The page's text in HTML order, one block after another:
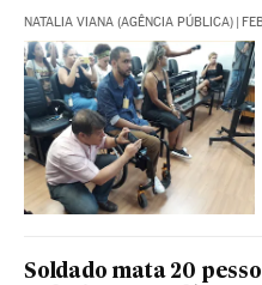
NATALIA VIANA (AGÊNCIA PÚBLICA)
Soldado mata 20